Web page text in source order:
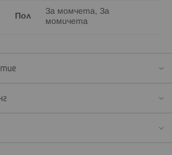
Пол
За момчета, За
момичета